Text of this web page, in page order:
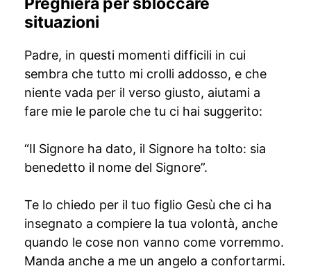
situazioni
Padre, in questi momenti difficili in cui
sembra che tutto mi crolli addosso, e che
niente vada per il verso giusto, aiutami a
fare mie le parole che tu ci hai suggerito:
“Il Signore ha dato, il Signore ha tolto: sia
benedetto il nome del Signore”.
Te lo chiedo per il tuo figlio Gesù che ci ha
insegnato a compiere la tua volontà, anche
quando le cose non vanno come vorremmo.
Manda anche a me un angelo a confortarmi.